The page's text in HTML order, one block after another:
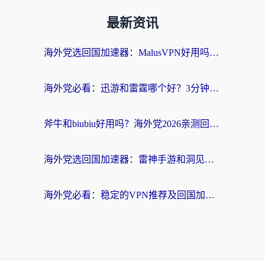
最新资讯
海外党选回国加速器：MalusVPN好用吗？和快帆VPN哪个好？附真实对比与避坑指南
海外党必看：迅游和雷霆哪个好？3分钟教你选对回国加速器，无缝刷国内剧玩手游
斧牛和biubiu好用吗？海外党2026亲测回国加速器指南，附番茄加速器深度体验
海外党选回国加速器：雷神手游和洞见哪个好？附iPhone免费VPN推荐及ChickCNUfunR实测
海外党必看：稳定的VPN推荐及回国加速器选择全攻略——告别地域限制，轻松刷国内资源